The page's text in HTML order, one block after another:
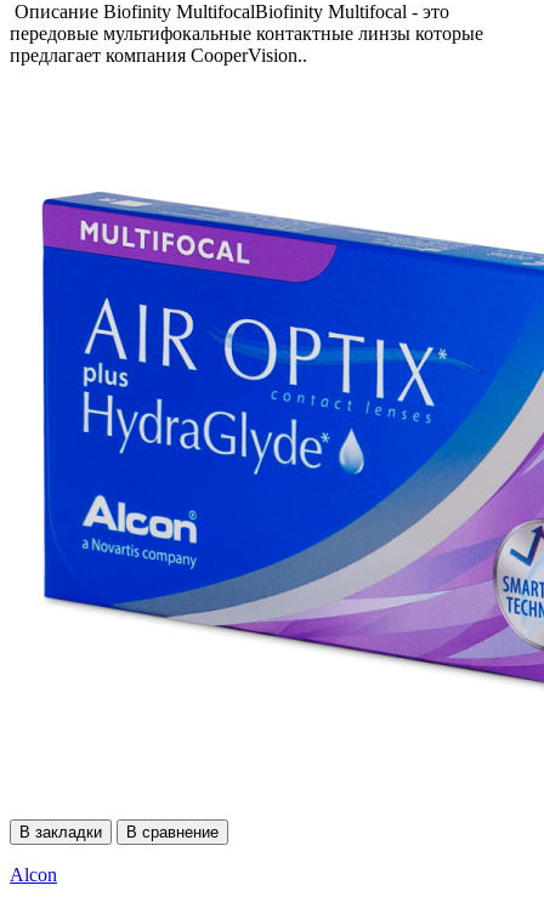
Описание Biofinity MultifocalBiofinity Multifocal - это
передовые мультифокальные контактные линзы которые
предлагает компания CooperVision..
В закладки В сравнение
Alcon